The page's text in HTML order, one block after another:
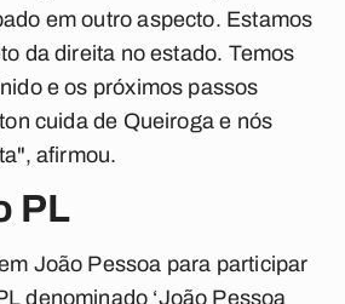
em outro aspecto. Estamos
da direita no estado. Temos
e os próximos passos
cuida de Queiroga e nós
afirmou.
PL
João Pessoa para participar
denominado ‘João Pessoa